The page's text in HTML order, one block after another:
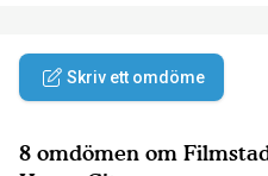
Skriv ett omdöme
8 omdömen om